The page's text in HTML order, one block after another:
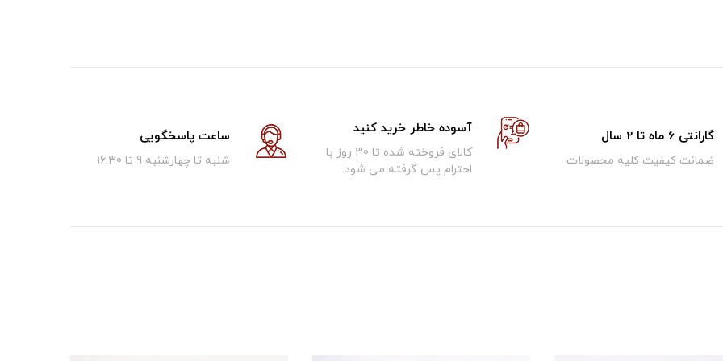
گارانتی 6 ماه تا 2 سال
ضمانت کیفیت کلیه محصولات
آسوده خاطر خرید کنید
کالای فروخته شده تا 30 روز با
احترام پس گرفته می شود.
ساعت پاسخگویی
شنبه تا چهارشنبه 9 تا 16.30